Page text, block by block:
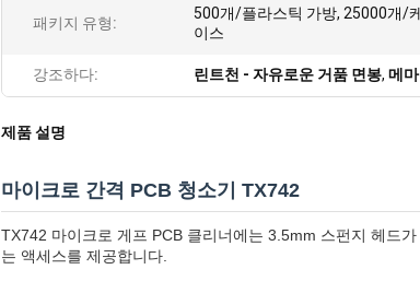
패키지 유형:
500개/플라스틱 가방, 25000개/
이스
강조하다: 린트천 - 자유로운 거품 면봉, 메
제품 설명
마이크로 간격 PCB 청소기 TX742
TX742 마이크로 게프 PCB 클리너에는 3.5mm 스펀지 헤드
는 액세스를 제공합니다.